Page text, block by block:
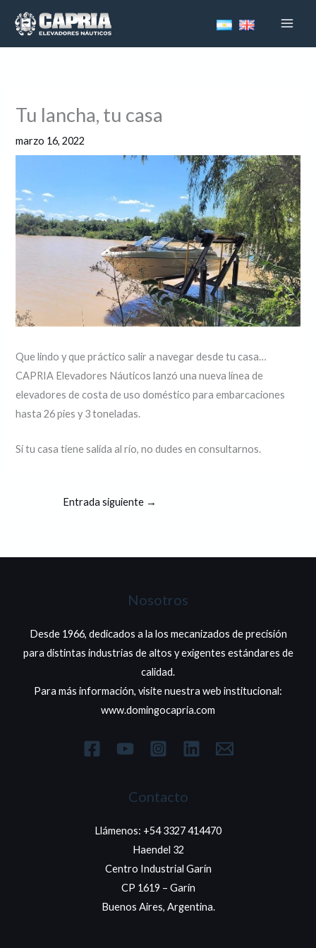
contenido
Tu lancha, tu casa
marzo 16, 2022
Que lindo y que práctico salir a navegar desde tu casa…
CAPRIA Elevadores Náuticos lanzó una nueva línea de
elevadores de costa de uso doméstico para embarcaciones
hasta 26 pies y 3 toneladas.
Si tu casa tiene salida al río, no dudes en consultarnos.
Entrada siguiente →
Nosotros
Desde 1966, dedicados a la los mecanizados de precisión
para distintas industrias de altos y exigentes estándares de
calidad.
Para más información, visite nuestra web institucional:
www.domingocapria.com
Contacto
Llámenos: +54 3327 414470
Haendel 32
Centro Industrial Garín
CP 1619 – Garín
Buenos Aires, Argentina.